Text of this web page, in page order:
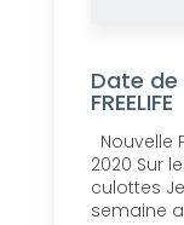
Date
FREELIFE
Nouvelle
2020 Sur
culottes
semaine